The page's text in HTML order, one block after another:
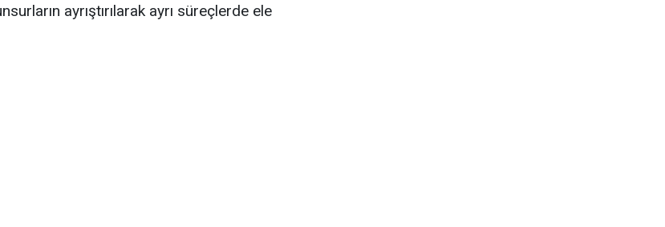
ayrıştırılarak ayrı süreçlerde ele